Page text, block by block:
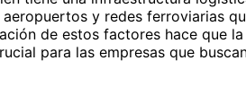
aeropuertos y redes ferroviarias
de estos factores hace que
para las empresas que